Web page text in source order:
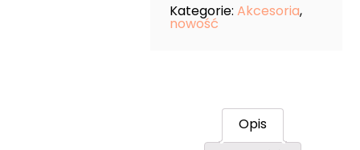
Kategorie: Akcesoria,
nowość
Opis